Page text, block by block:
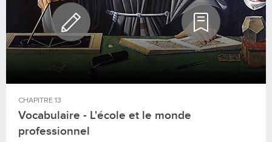
CHAPITRE 13
Vocabulaire - L'école et le monde
professionnel